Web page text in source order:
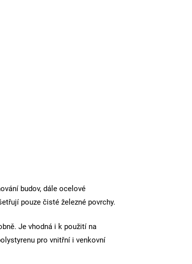
budov, dále ocelové
pouze čisté železné povrchy.
Je vhodná i k použití na
pro vnitřní i venkovní